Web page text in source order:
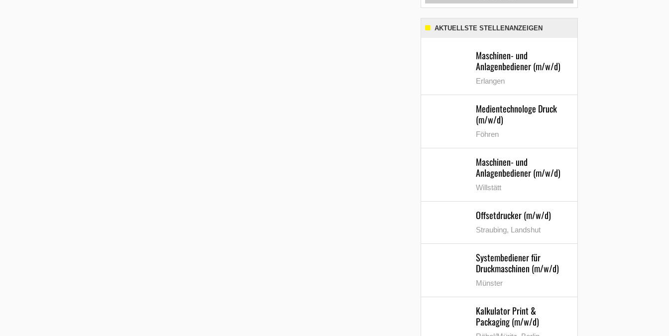
AKTUELLSTE STELLENANZEIGEN
Maschinen- und
Anlagenbediener (m/w/d)
Erlangen
Medientechnologe Druck
(m/w/d)
Föhren
Maschinen- und
Anlagenbediener (m/w/d)
Willstätt
Offsetdrucker (m/w/d)
Straubing, Landshut
Systembediener für
Druckmaschinen (m/w/d)
Münster
Kalkulator Print &
Packaging (m/w/d)